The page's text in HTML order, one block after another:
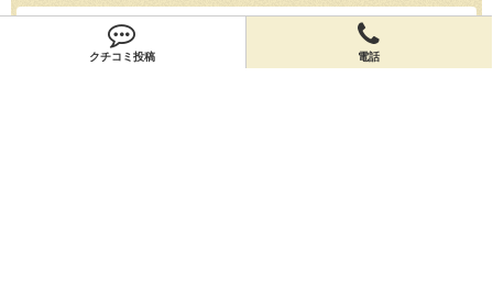
クチコミ投稿 電話
「CASOLEA（カソレア）」のクチコミを投稿しよう！